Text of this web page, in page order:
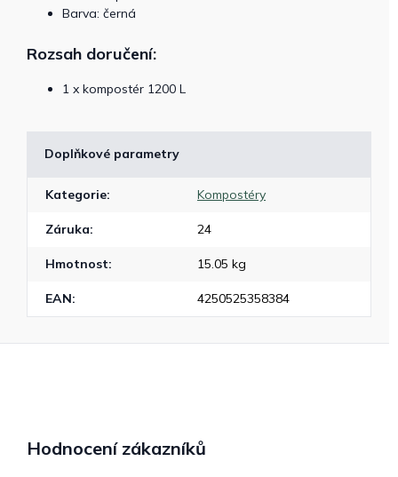
Barva: černá
Rozsah doručení:
1 x kompostér 1200 L
Doplňkové parametry
Kategorie: Kompostéry
Záruka: 24
Hmotnost: 15.05 kg
EAN: 4250525358384
Hodnocení zákazníků